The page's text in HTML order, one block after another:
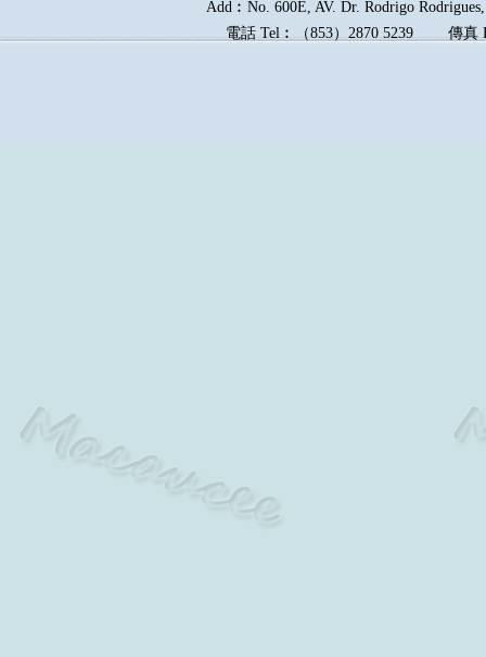
Add︰No. 600E, AV. Dr. Rodrigo
電話 Tel︰（853）2870 5239傳真